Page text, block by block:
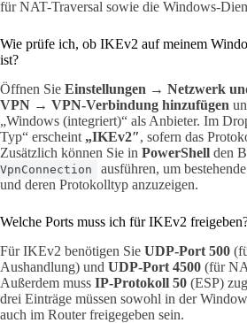
für NAT-Traversal sowie die Windows-
Wie prüfe ich, ob IKEv2 auf meinem
ist?
Öffnen Sie Einstellungen → Netzwerk
VPN → VPN-Verbindung hinzufügen
„Windows (integriert)“ als Anbieter. Im
Typ“ erscheint „IKEv2″, sofern das
Zusätzlich können Sie in PowerShell den
VpnConnection
ausführen, um
und deren Protokolltyp anzuzeigen.
Welche Ports muss ich für IKEv2
Für IKEv2 benötigen Sie UDP-Port 500
Aushandlung) und UDP-Port 4500 (für
Außerdem muss IP-Protokoll 50 (ESP)
drei Einträge müssen sowohl in der
auch im Router freigegeben sein.